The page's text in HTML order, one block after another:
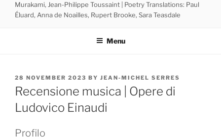
Murakami, Jean-Philippe Toussaint | Poetry Translations: Paul
Éluard, Anna de Noailles, Rupert Brooke, Sara Teasdale
Menu
POSTED
ON
28 NOVEMBER 2023 BY JEAN-MICHEL SERRES
Recensione musica | Opere di
Ludovico Einaudi
Profilo